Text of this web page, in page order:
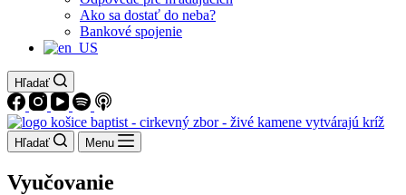
Ako sa dostať do neba?
Bankové spojenie
Hľadať
Hľadať Menu
Vyučovanie